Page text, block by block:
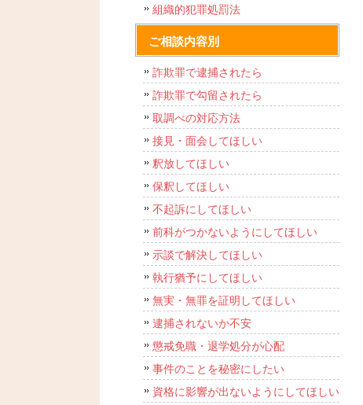
組織的犯罪処罰法
ご相談内容別
詐欺罪で逮捕されたら
詐欺罪で勾留されたら
取調べの対応方法
接見・面会してほしい
釈放してほしい
保釈してほしい
不起訴にしてほしい
前科がつかないようにしてほしい
示談で解決してほしい
執行猶予にしてほしい
無実・無罪を証明してほしい
逮捕されないか不安
懲戒免職・退学処分が心配
事件のことを秘密にしたい
資格に影響が出ないようにしてほしい